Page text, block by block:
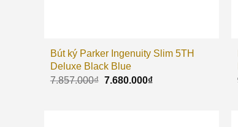
Bút ký Parker Ingenuity Slim 5TH
Deluxe Black Blue
7.857.000₫ 7.680.000₫